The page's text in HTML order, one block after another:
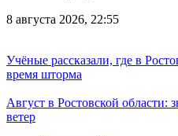
8 августа 2026, 22:55
Учёные рассказали, где в
время шторма
Август в Ростовской
ветер